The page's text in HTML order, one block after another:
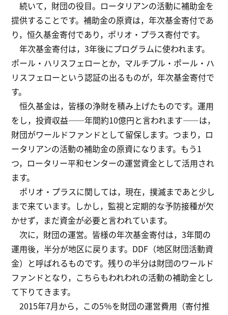
続いて，財団の役目。ロータリアンの活動に補助金を
提供することです。補助金の原資は，年次基金寄付であ
り，恒久基金寄付であり，ポリオ・プラス寄付です。
年次基金寄付は，3年後にプログラムに使われます。
ポール・ハリスフェローとか，マルチプル・ポール・ハ
リスフェローという認証の出るものが，年次基金寄付で
す。
恒久基金は，皆様の浄財を積み上げたものです。運用
をし，投資収益――年間約10億円と言われます――は，
財団がワールドファンドとして留保します。つまり，ロ
ータリアンの活動の補助金の原資になります。もう1
つ，ロータリー平和センターの運営資金として活用され
ます。
ポリオ・プラスに関しては，現在，撲滅まであと少し
まで来ています。しかし，監視と定期的な予防接種が欠
かせず，まだ資金が必要と言われています。
次に，財団の運営。皆様の年次基金寄付は，3年間の
運用後，半分が地区に戻ります。DDF（地区財団活動資
金）と呼ばれるものです。残りの半分は財団のワールド
ファンドとなり，こちらもわれわれの活動の補助金とし
て下りてきます。
2015年7月から，この5％を財団の運営費用（寄付推